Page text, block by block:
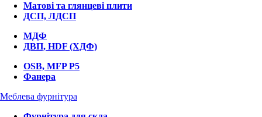
Матові та глянцеві плити
ДСП, ЛДСП
МДФ
ДВП, HDF (ХДФ)
OSB, MFP P5
Фанера
Меблева фурнітура